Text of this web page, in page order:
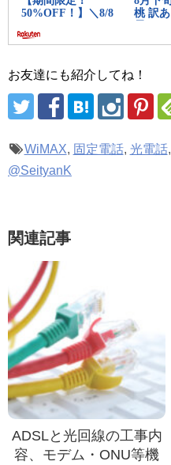
お友達にも紹介してね！
WiMAX, 固定電話, 光電話,
@SeityanK
関連記事
ADSLと光回線の工事内
容、モデム・ONU等機